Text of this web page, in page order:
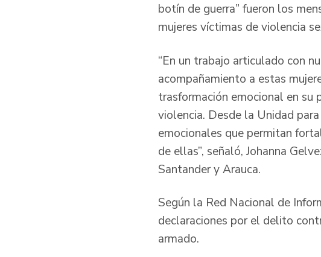
botín de guerra” fueron los
mujeres víctimas de violencia
“En un trabajo articulado con
acompañamiento a estas
trasformación emocional en su
violencia. Desde la Unidad
emocionales que permitan
de ellas”, señaló, Johanna
Santander y Arauca.
Según la Red Nacional de
declaraciones por el delito
armado.